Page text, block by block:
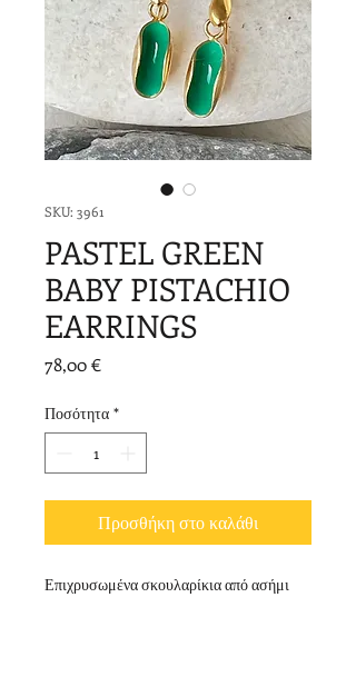
SKU: 3961
PASTEL GREEN
BABY PISTACHIO
EARRINGS
78,00 €Τιμή
Ποσότητα *
Προσθήκη στο καλάθι
Επιχρυσωμένα σκουλαρίκια από ασήμι